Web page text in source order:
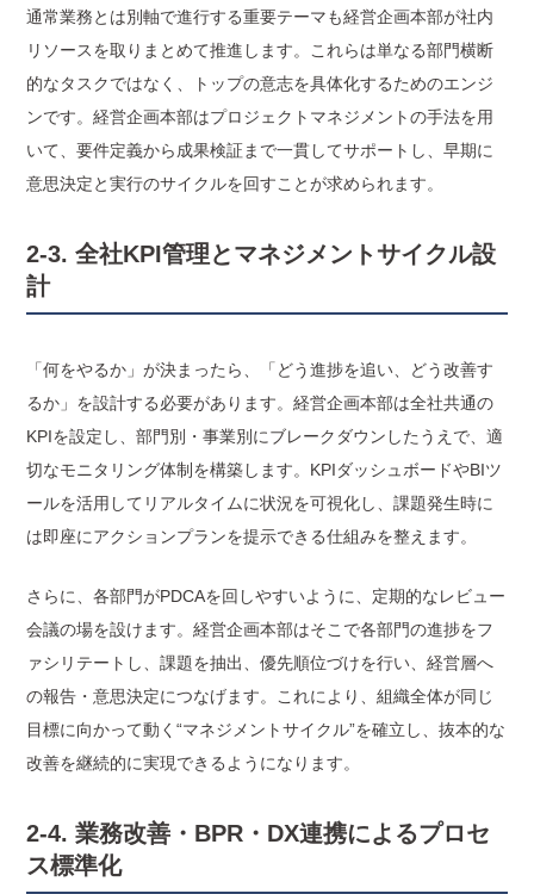
通常業務とは別軸で進行する重要テーマも経営企画本部が社内
リソースを取りまとめて推進します。これらは単なる部門横断
的なタスクではなく、トップの意志を具体化するためのエンジ
ンです。経営企画本部はプロジェクトマネジメントの手法を用
いて、要件定義から成果検証まで一貫してサポートし、早期に
意思決定と実行のサイクルを回すことが求められます。
2-3. 全社KPI管理とマネジメントサイクル設
計
「何をやるか」が決まったら、「どう進捗を追い、どう改善す
るか」を設計する必要があります。経営企画本部は全社共通の
KPIを設定し、部門別・事業別にブレークダウンしたうえで、適
切なモニタリング体制を構築します。KPIダッシュボードやBIツ
ールを活用してリアルタイムに状況を可視化し、課題発生時に
は即座にアクションプランを提示できる仕組みを整えます。
さらに、各部門がPDCAを回しやすいように、定期的なレビュー
会議の場を設けます。経営企画本部はそこで各部門の進捗をフ
ァシリテートし、課題を抽出、優先順位づけを行い、経営層へ
の報告・意思決定につなげます。これにより、組織全体が同じ
目標に向かって動く“マネジメントサイクル”を確立し、抜本的な
改善を継続的に実現できるようになります。
2-4. 業務改善・BPR・DX連携によるプロセ
ス標準化